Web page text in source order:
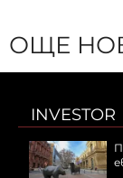
ОЩЕ
INVESTOR